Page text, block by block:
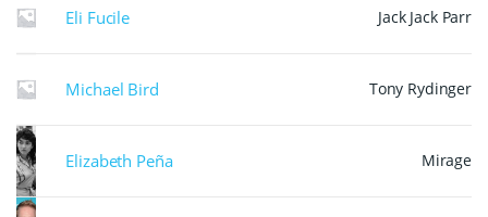
Eli Fucile Jack Jack Parr
Michael Bird Tony Rydinger
Elizabeth Peña Mirage